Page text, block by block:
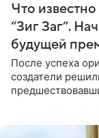
Что
“Зиг Заг”.
будущей
После успеха
создатели